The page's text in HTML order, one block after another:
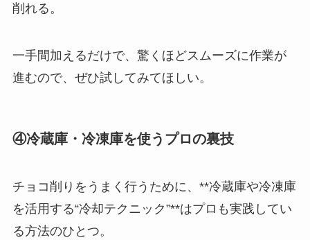
削れる。
一手間加えるだけで、驚くほどスムーズに作業が
進むので、ぜひ試してみてほしい。
④冷蔵庫・冷凍庫を使うプロの裏技
チョコ削りをうまく行うために、**冷蔵庫や冷凍庫
を活用する“冷却テクニック”**はプロも実践してい
る方法のひとつ。